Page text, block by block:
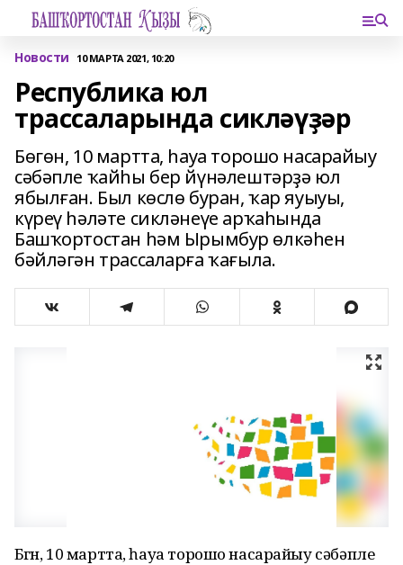
Новости 10 МАРТА 2021, 10:20
Республика юл
трассаларында сикләүҙәр
Бөгөн, 10 мартта, һауа торошо насарайыу
сәбәпле ҡайһы бер йүнәлештәрҙә юл
ябылған. Был көслө буран, ҡар яуыуы,
күреү һәләте сикләнеүе арҡаһында
Башҡортостан һәм Ырымбур өлкәһен
бәйләгән трассаларға ҡағыла.
Бөгөн, 10 мартта, һауа торошо насарайыу сәбәпле